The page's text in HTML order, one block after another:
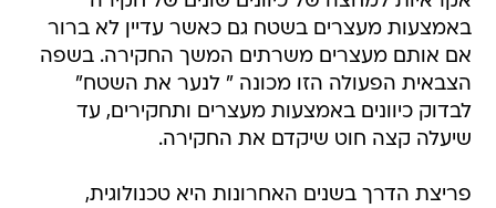
באמצעות מעצרים בשטח גם כאשר עדיין לא ברור
אם אותם מעצרים משרתים המשך החקירה. בשפה
הצבאית הפעולה הזו מכונה " לנער את השטח"
לבדוק כיוונים באמצעות מעצרים ותחקירים, עד
שיעלה קצה חוט שיקדם את החקירה.
פריצת הדרך בשנים האחרונות היא טכנולוגית,